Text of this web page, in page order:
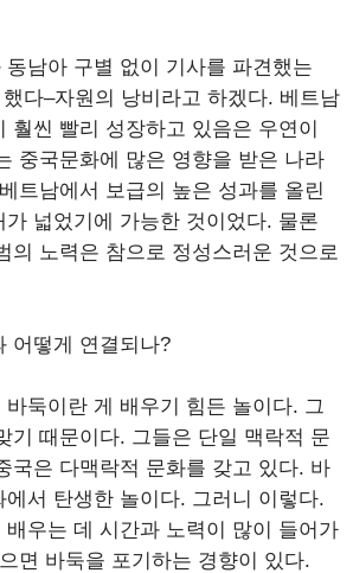
남아 구별 없이 기사를 파견했는
다–자원의 낭비라고 하겠다. 베트남
훨씬 빨리 성장하고 있음은 우연이
중국문화에 많은 영향을 받은 나라
트남에서 보급의 높은 성과를 올린
넓었기에 가능한 것이었다. 물론
의 노력은 참으로 정성스러운 것으로
어떻게 연결되나?
바둑이란 게 배우기 힘든 놀이다. 그
기 때문이다. 그들은 단일 맥락적 문
국은 다맥락적 문화를 갖고 있다. 바
에서 탄생한 놀이다. 그러니 이렇다.
배우는 데 시간과 노력이 많이 들어가
면 바둑을 포기하는 경향이 있다.